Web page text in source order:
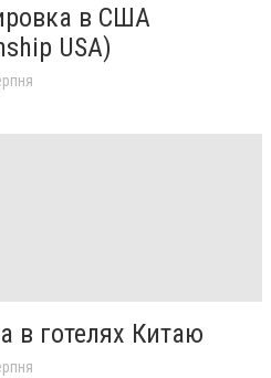
в США
USA)
в готелях Китаю